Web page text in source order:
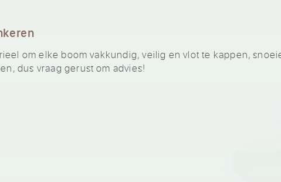
om elke boom vakkundig, veilig en vlot te kappen,
dus vraag gerust om advies!